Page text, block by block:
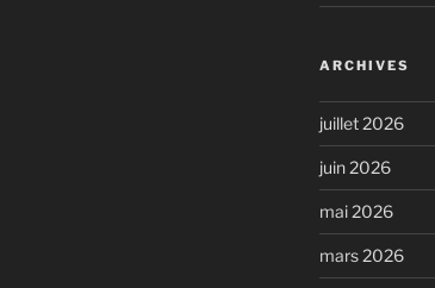
ARCHIVES
juillet 2026
juin 2026
mai 2026
mars 2026